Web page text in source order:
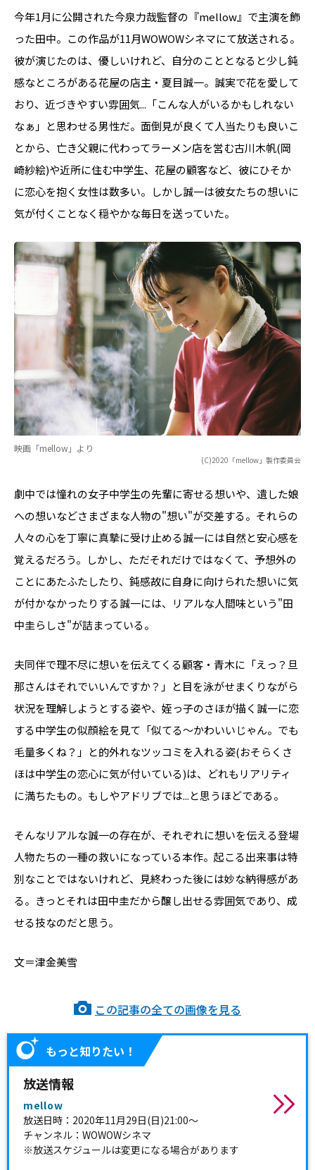
今年1月に公開された今泉力哉監督の『mellow』で主演を飾
った田中。この作品が11月WOWOWシネマにて放送される。
彼が演じたのは、優しいけれど、自分のこととなると少し鈍
感なところがある花屋の店主・夏目誠一。誠実で花を愛して
おり、近づきやすい雰囲気...「こんな人がいるかもしれない
なぁ」と思わせる男性だ。面倒見が良くて人当たりも良いこ
とから、亡き父親に代わってラーメン店を営む古川木帆(岡
崎紗絵)や近所に住む中学生、花屋の顧客など、彼にひそか
に恋心を抱く女性は数多い。しかし誠一は彼女たちの想いに
気が付くことなく穏やかな毎日を送っていた。
映画「mellow」より
(C)2020「mellow」製作委員会
劇中では憧れの女子中学生の先輩に寄せる想いや、遺した娘
への想いなどさまざまな人物の"想い"が交差する。それらの
人々の心を丁寧に真摯に受け止める誠一には自然と安心感を
覚えるだろう。しかし、ただそれだけではなくて、予想外の
ことにあたふたしたり、鈍感故に自身に向けられた想いに気
が付かなかったりする誠一には、リアルな人間味という"田
中圭らしさ"が詰まっている。
夫同伴で理不尽に想いを伝えてくる顧客・青木に「えっ？旦
那さんはそれでいいんですか？」と目を泳がせまくりながら
状況を理解しようとする姿や、姪っ子のさほが描く誠一に恋
する中学生の似顔絵を見て「似てる～かわいいじゃん。でも
毛量多くね？」と的外れなツッコミを入れる姿(おそらくさ
ほは中学生の恋心に気が付いている)は、どれもリアリティ
に満ちたもの。もしやアドリブでは...と思うほどである。
そんなリアルな誠一の存在が、それぞれに想いを伝える登場
人物たちの一種の救いになっている本作。起こる出来事は特
別なことではないけれど、見終わった後には妙な納得感があ
る。きっとそれは田中圭だから醸し出せる雰囲気であり、成
せる技なのだと思う。
文＝津金美雪
この記事の全ての画像を見る
もっと知りたい！
放送情報
mellow
放送日時：2020年11月29日(日)21:00～
チャンネル：WOWOWシネマ
※放送スケジュールは変更になる場合があります